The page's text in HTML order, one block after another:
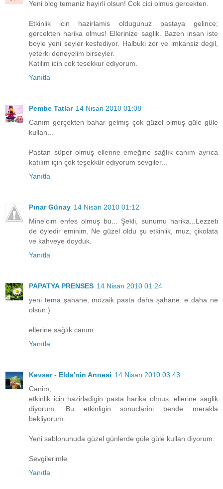
Yeni blog temaniz hayirli olsun! Cok cici olmus gercekten.
Etkinlik icin hazirlamis oldugunuz pastaya gelince;
gercekten harika olmus! Ellerinize saglik. Bazen insan iste
boyle yeni seyler kesfediyor. Halbuki zor ve imkansiz degil,
yeterki deneyelim birseyler.
Katilim icin cok tesekkur ediyorum.
Yanıtla
Pembe Tatlar 14 Nisan 2010 01:08
Canım gerçekten bahar gelmiş çok güzel olmuş güle güle
kullan...
Pastan süper olmuş ellerine emeğine sağlık canım ayrıca
katılım için çok teşekkür ediyorum sevgiler...
Yanıtla
Pınar Günay 14 Nisan 2010 01:12
Mine'cim enfes olmuş bu... Şekli, sunumu harika...Lezzeti
de öyledir eminim. Ne güzel oldu şu etkinlik, muz, çikolata
ve kahveye doyduk.
Yanıtla
PAPATYA PRENSES 14 Nisan 2010 01:24
yeni tema şahane, mozaik pasta daha şahane. e daha ne
olsun:)
ellerine sağlık canım.
Yanıtla
Kevser - Elda'nin Annesi 14 Nisan 2010 03:43
Canim,
etkinlik icin hazirladigin pasta harika olmus, ellerine saglik
diyorum. Bu etkinligin sonuclarini bende merakla
bekliyorum.
Yeni sablonunuda güzel günlerde güle güle kullan diyorum.
Sevgilerimle
Yanıtla